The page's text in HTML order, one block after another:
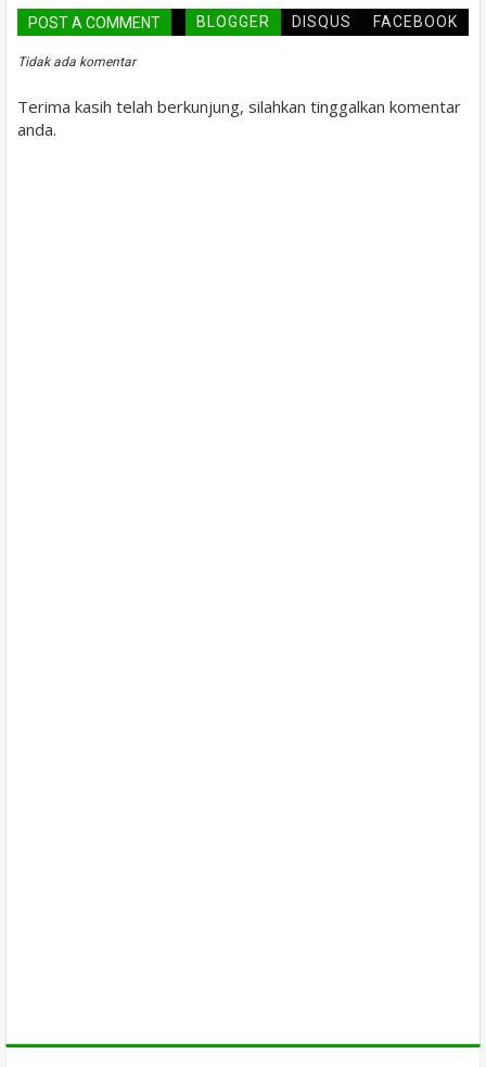
POST A COMMENT BLOGGER DISQUS FACEBOOK
Tidak ada komentar
Terima kasih telah berkunjung, silahkan tinggalkan komentar
anda.